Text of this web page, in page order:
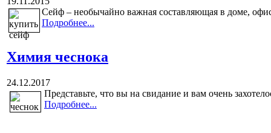
Сейф – необычайно важная составляющая в доме,
Подробнее...
Химия чеснока
24.12.2017
Представьте, что вы на свидание и вам очень
Подробнее...